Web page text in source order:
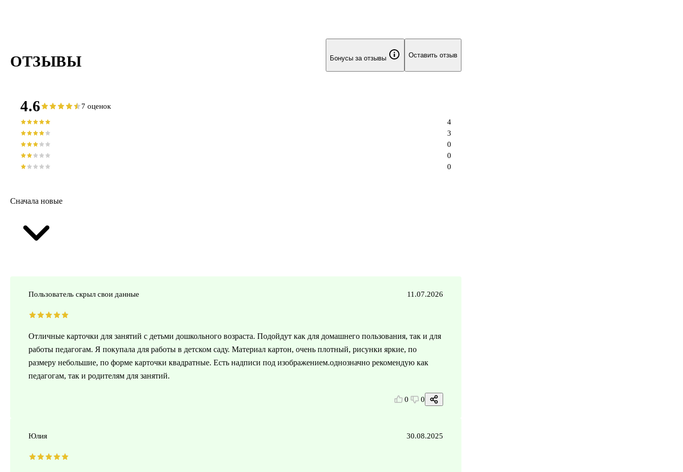
ОТЗЫВЫ Бонусы за отзывы Оставить отзыв
4.6 7 оценок
0
0
0
3
4
Сначала новые
Пользователь скрыл свои данные 11.07.2026
Отличные карточки для занятий с детьми дошкольного возраста. Подойдут как для домашнего пользования, так и для
работы педагогам. Я покупала для работы в детском саду. Материал картон, очень плотный, рисунки яркие, по
размеру небольшие, по форме карточки квадратные. Есть надписи под изображением.однозначно рекомендую как
педагогам, так и родителям для занятий.
0 0
Юлия 30.08.2025